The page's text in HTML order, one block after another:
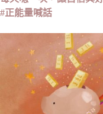
#正能量喊話